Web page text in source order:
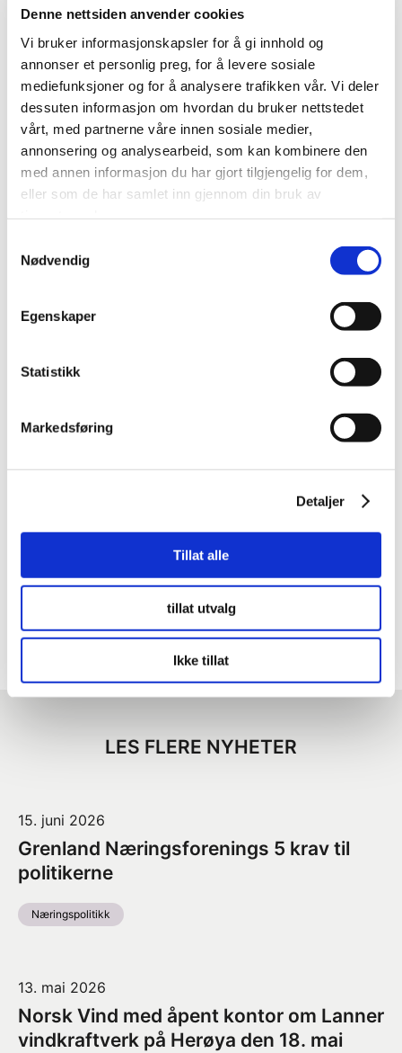
Denne nettsiden anvender cookies
Vi bruker informasjonskapsler for å gi innhold og
annonser et personlig preg, for å levere sosiale
mediefunksjoner og for å analysere trafikken vår. Vi deler
dessuten informasjon om hvordan du bruker nettstedet
vårt, med partnerne våre innen sosiale medier,
annonsering og analysearbeid, som kan kombinere den
med annen informasjon du har gjort tilgjengelig for dem,
eller som de har samlet inn gjennom din bruk av
Nødvendig
Egenskaper
Statistikk
Markedsføring
Detaljer
Tillat alle
tillat utvalg
Ikke tillat
Leverebrukte (også defekte) strømaggregat
Levere annet på listen under
Behov:
Økonomisk støtte
Utstyr til vinter- og nødsituasjoner
(Strømaggregater, lommelykter, batterier)
Rehabiliteringsutstyr(Krykker, stokker, rullestoler,
ortopediske senger / sykehus-senger, toalettstoler,
frokostblandinger, kjeks, babymat, hermetikk. Nb!
(Vaskepulver, sjampo,
såper, tannkrem, tannbørster, toalettpapir,
Klær (Herresko, bukser og jakker. Treningsdresser
Anne Gry Gudmundsdotter, Skien tlf:958 88 581
LES FLERE NYHETER
15. juni 2026
Grenland Næringsforenings 5 krav til
politikerne
Næringspolitikk
13. mai 2026
Norsk Vind med åpent kontor om Lanner
vindkraftverk på Herøya den 18. mai